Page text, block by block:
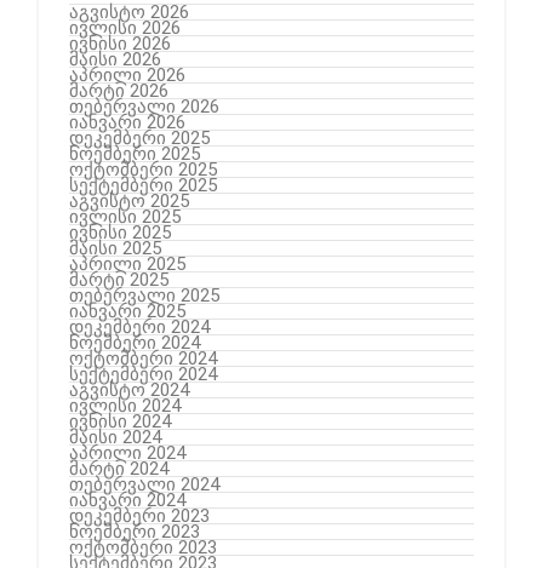
აგვისტო 2026
ივლისი 2026
ივნისი 2026
მაისი 2026
აპრილი 2026
მარტი 2026
თებერვალი 2026
იანვარი 2026
დეკემბერი 2025
ნოემბერი 2025
ოქტომბერი 2025
სექტემბერი 2025
აგვისტო 2025
ივლისი 2025
ივნისი 2025
მაისი 2025
აპრილი 2025
მარტი 2025
თებერვალი 2025
იანვარი 2025
დეკემბერი 2024
ნოემბერი 2024
ოქტომბერი 2024
სექტემბერი 2024
აგვისტო 2024
ივლისი 2024
ივნისი 2024
მაისი 2024
აპრილი 2024
მარტი 2024
თებერვალი 2024
იანვარი 2024
დეკემბერი 2023
ნოემბერი 2023
ოქტომბერი 2023
სექტემბერი 2023